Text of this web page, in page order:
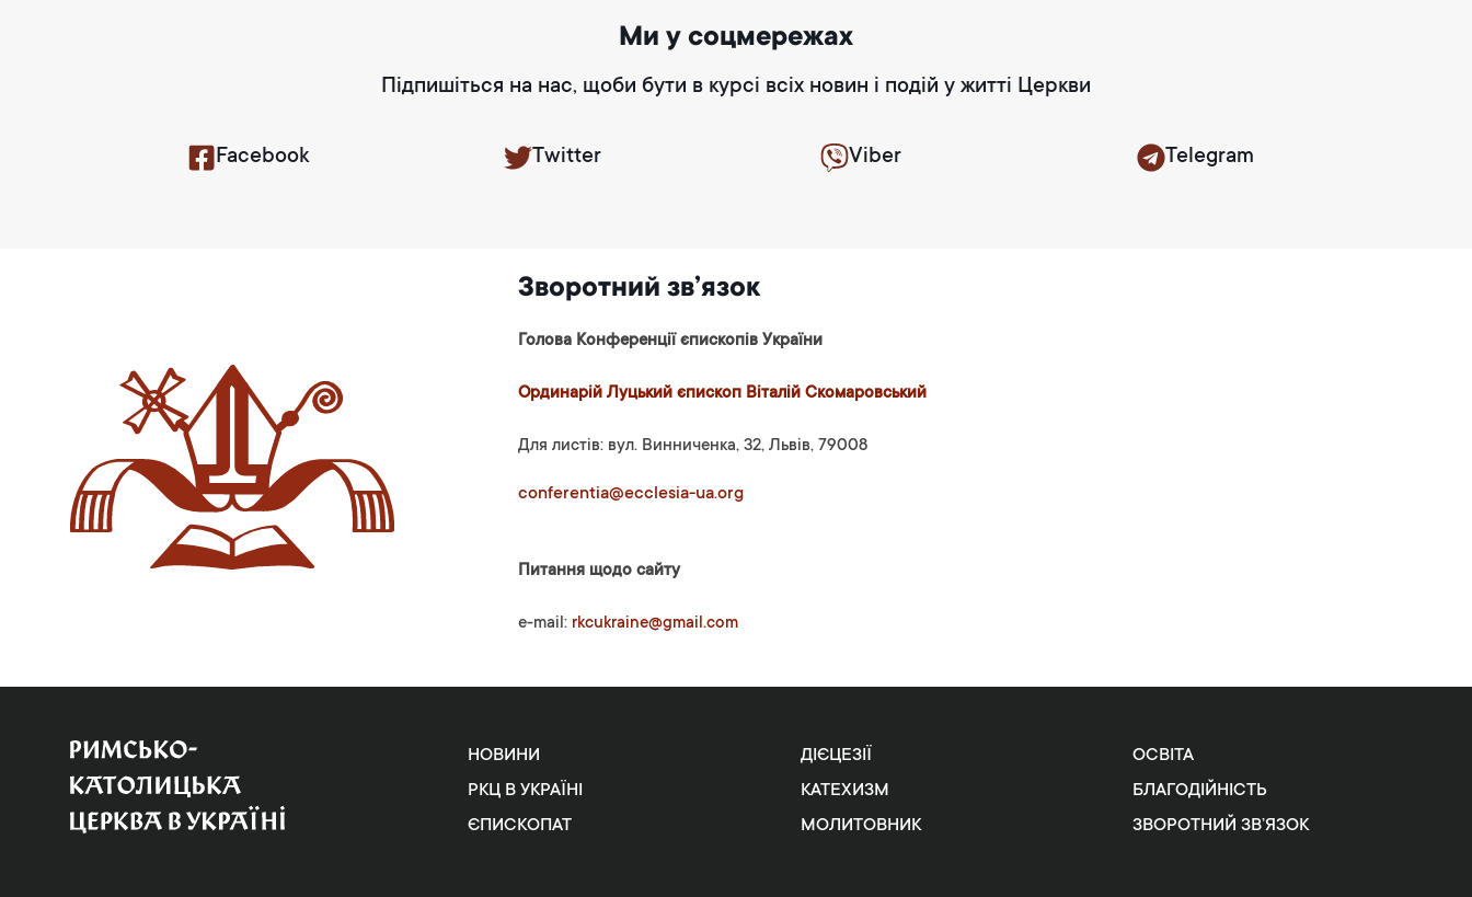
Ми у соцмережах
Підпишіться на нас, щоби бути в курсі всіх новин і подій у житті Церкви
Facebook Twitter Viber Telegram
Зворотний зв’язок
Голова Конференції єпископів України
Ординарій Луцький єпископ Віталій Скомаровський
Для листів: вул. Винниченка, 32, Львів, 79008
conferentia@ecclesia-ua.org
Питання щодо сайту
e-mail: rkcukraine@gmail.com
НОВИНИ
РКЦ В УКРАЇНІ
ЄПИСКОПАТ
ДІЄЦЕЗІЇ
КАТЕХИЗМ
МОЛИТОВНИК
ОСВІТА
БЛАГОДІЙНІСТЬ
ЗВОРОТНИЙ ЗВ’ЯЗОК